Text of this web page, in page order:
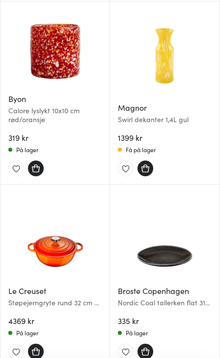
Byon
Calore lyslykt 10x10 cm
rød/oransje
319 kr
På lager
Magnor
Swirl dekanter 1,4L gul
1399 kr
Få på lager
Le Creuset
Støpejerngryte rund 32 cm 7L
4369 kr
På lager
Broste Copenhagen
Nordic Coal tallerken flat 31
335 kr
På lager